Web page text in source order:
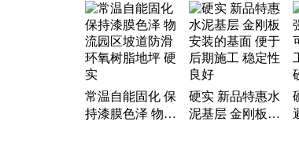
常温自能固化 保
持漆膜色泽 物流
硬实 新品特惠水
泥基层 金刚板安